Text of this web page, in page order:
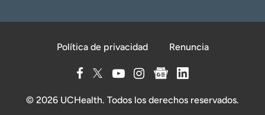
Política de privacidad Renuncia
© 2026 UCHealth. Todos los derechos reservados.